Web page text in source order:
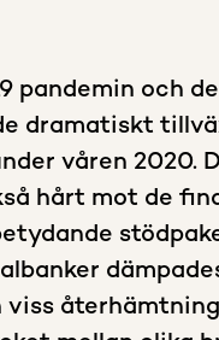
pandemin och
dramatiskt
våren 2020.
hårt mot de